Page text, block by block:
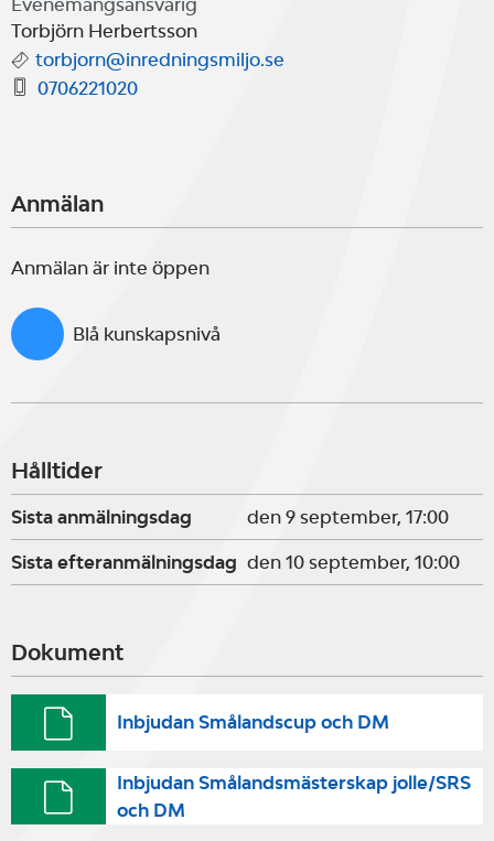
Evenemangsansvarig
Torbjörn Herbertsson
torbjorn@inredningsmiljo.se
0706221020
Anmälan
Anmälan är inte öppen
Blå kunskapsnivå
Hålltider
Sista anmälningsdag den 9 september, 17:00
Sista efteranmälningsdag den 10 september, 10:00
Dokument
Inbjudan Smålandscup och DM
Inbjudan Smålandsmästerskap jolle/SRS
och DM